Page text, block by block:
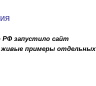
РФ запустило сайт
живые примеры отдельных